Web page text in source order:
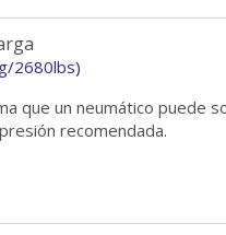
2680lbs)
que un neumático puede
recomendada.